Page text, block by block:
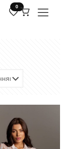
0